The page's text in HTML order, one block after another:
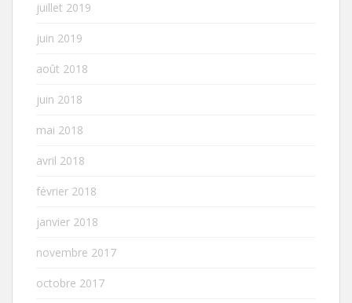
juillet 2019
juin 2019
août 2018
juin 2018
mai 2018
avril 2018
février 2018
janvier 2018
novembre 2017
octobre 2017